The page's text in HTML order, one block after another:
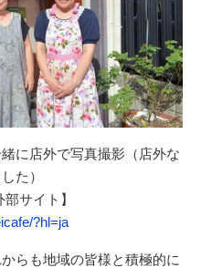
に店外で写真撮影（店外な
た）
サイト】
?hl=ja
らも地域の皆様と積極的に